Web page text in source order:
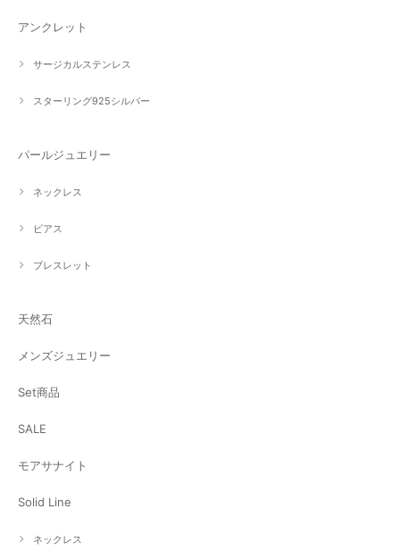
アンクレット
サージカルステンレス
スターリング925シルバー
パールジュエリー
ネックレス
ピアス
ブレスレット
天然石
メンズジュエリー
Set商品
SALE
モアサナイト
Solid Line
ネックレス